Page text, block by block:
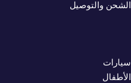
الشحن والتوصيل
سيارات
الأطفال